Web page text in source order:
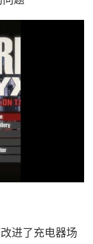
进了充电器场